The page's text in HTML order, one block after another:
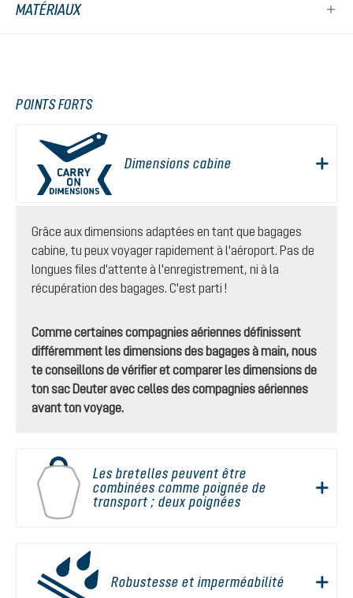
MATÉRIAUX
POINTS FORTS
Dimensions cabine
Grâce aux dimensions adaptées en tant que bagages
cabine, tu peux voyager rapidement à l'aéroport. Pas de
longues files d'attente à l'enregistrement, ni à la
récupération des bagages. C'est parti !
Comme certaines compagnies aériennes définissent
différemment les dimensions des bagages à main, nous
te conseillons de vérifier et comparer les dimensions de
ton sac Deuter avec celles des compagnies aériennes
avant ton voyage.
Les bretelles peuvent être
combinées comme poignée de
transport ; deux poignées
Robustesse et imperméabilité